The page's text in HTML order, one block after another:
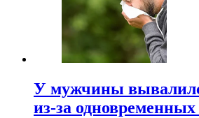
У мужчины
из-за